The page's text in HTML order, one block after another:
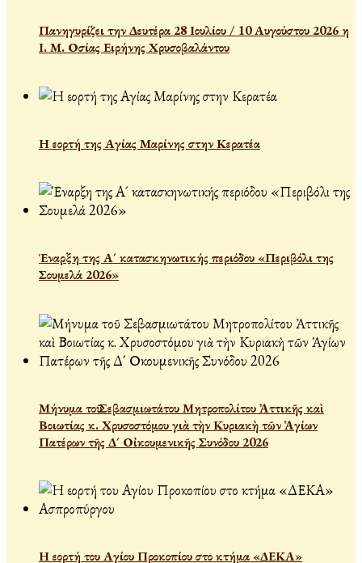
Πανηγυρίζει την Δευτέρα 28 Ιουλίου / 10 Αυγούστου 2026 η
Ι. Μ. Οσίας Ειρήνης Χρυσοβαλάντου
Η εορτή της Αγίας Μαρίνης στην Κερατέα
Έναρξη της Α´ κατασκηνωτικής περιόδου «Περιβόλι της
Σουμελά 2026»
Μήνυμα τοῦ Σεβασμιωτάτου Μητροπολίτου Ἀττικῆς καὶ
Βοιωτίας κ. Χρυσοστόμου γιὰ τὴν Κυριακὴ τῶν Ἁγίων
Πατέρων τῆς Δ´ Οἰκουμενικῆς Συνόδου 2026
Η εορτή του Αγίου Προκοπίου στο κτήμα «ΔΕΚΑ»